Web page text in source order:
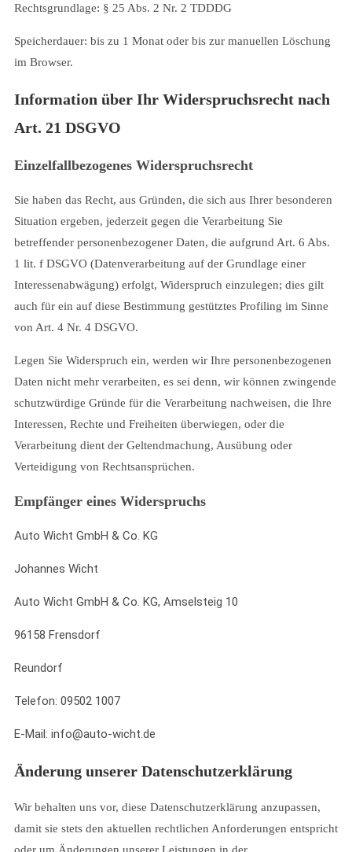
Rechtsgrundlage: § 25 Abs. 2 Nr. 2 TDDDG
Speicherdauer: bis zu 1 Monat oder bis zur manuellen Löschung
im Browser.
Information über Ihr Widerspruchsrecht nach
Art. 21 DSGVO
Einzelfallbezogenes Widerspruchsrecht
Sie haben das Recht, aus Gründen, die sich aus Ihrer besonderen
Situation ergeben, jederzeit gegen die Verarbeitung Sie
betreffender personenbezogener Daten, die aufgrund Art. 6 Abs.
1 lit. f DSGVO (Datenverarbeitung auf der Grundlage einer
Interessenabwägung) erfolgt, Widerspruch einzulegen; dies gilt
auch für ein auf diese Bestimmung gestütztes Profiling im Sinne
von Art. 4 Nr. 4 DSGVO.
Legen Sie Widerspruch ein, werden wir Ihre personenbezogenen
Daten nicht mehr verarbeiten, es sei denn, wir können zwingende
schutzwürdige Gründe für die Verarbeitung nachweisen, die Ihre
Interessen, Rechte und Freiheiten überwiegen, oder die
Verarbeitung dient der Geltendmachung, Ausübung oder
Verteidigung von Rechtsansprüchen.
Empfänger eines Widerspruchs
Auto Wicht GmbH & Co. KG
Johannes Wicht
Auto Wicht GmbH & Co. KG, Amselsteig 10
96158 Frensdorf
Reundorf
Telefon: 09502 1007
E-Mail: info@auto-wicht.de
Änderung unserer Datenschutzerklärung
Wir behalten uns vor, diese Datenschutzerklärung anzupassen,
damit sie stets den aktuellen rechtlichen Anforderungen entspricht